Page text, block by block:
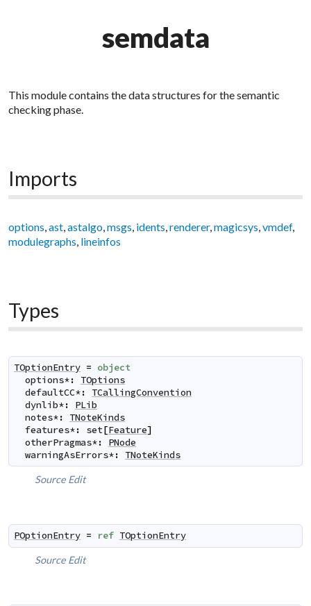
semdata
This module contains the data structures for the semantic
checking phase.
Imports
options,ast,astalgo,msgs, idents,renderer,magicsys,vmdef,
modulegraphs, lineinfos
Types
TOptionEntry = object
options*:
TOptions
defaultCC*:
TCallingConvention
dynlib*:
PLib
notes*:
TNoteKinds
features*: set[Feature]
otherPragmas*:
PNode
warningAsErrors*: TNoteKinds
Source Edit
POptionEntry = ref TOptionEntry
Source Edit